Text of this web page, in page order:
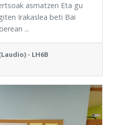
asmatzen Eta gu
Irakaslea beti Bai
...
- LH6B